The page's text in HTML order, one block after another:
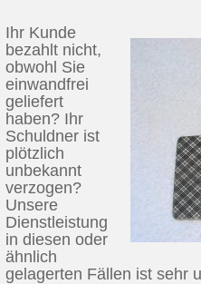
Ihr Kunde
bezahlt nicht,
obwohl Sie
einwandfrei
geliefert
haben? Ihr
Schuldner ist
plötzlich
unbekannt
verzogen?
Unsere
Dienstleistung
in diesen oder
ähnlich
gelagerten Fällen ist sehr